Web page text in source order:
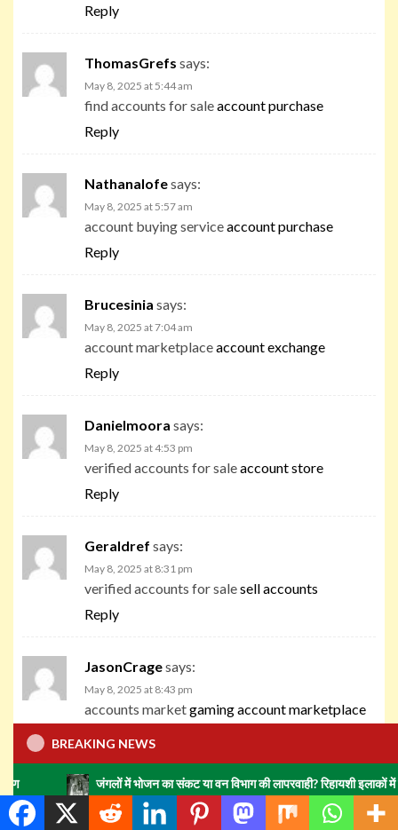
Reply
ThomasGrefs says:
May 8, 2025 at 5:44 am
find accounts for saleaccount purchase
Reply
Nathanalofesays:
May 8, 2025 at 5:57 am
account buying serviceaccount purchase
Reply
Brucesinia says:
May 8, 2025 at 7:04 am
account marketplaceaccount exchange
Reply
Danielmoora says:
May 8, 2025 at 4:53 pm
verified accounts for saleaccount store
Reply
Geraldref says:
May 8, 2025 at 8:31 pm
verified accounts for salesell accounts
Reply
JasonCragesays:
May 8, 2025 at 8:43 pm
accounts marketgaming account marketplace
ThomasEscopsays:
May 8, 2025 at 10:21 pm
BREAKING NEWS
जंगलों में भोजन का संकट या वन विभाग की लापरवाही? रिहायशी इलाकों में हाथियों का झुंड